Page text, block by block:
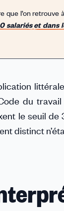
que l’on retrouve
salariés et dans
du
le seuil
distinct